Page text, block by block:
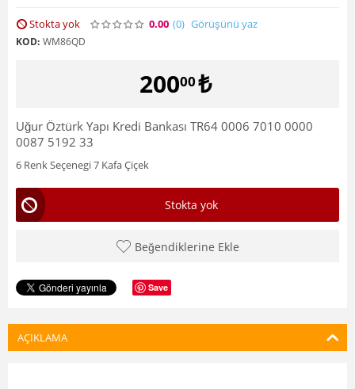
Stokta yok 0.00 (0) Görüşünü yaz
KOD: WM86QD
20000₺
Uğur Öztürk Yapı Kredi Bankası TR64 0006 7010 0000
0087 5192 33
6 Renk Seçenegi 7 Kafa Çiçek
Stokta yok
Beğendiklerine Ekle
Save
AÇIKLAMA